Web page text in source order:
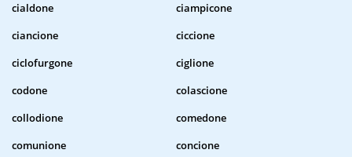
cialdone
ciampicone
ciancione
ciccione
ciclofurgone
ciglione
codone
colascione
collodione
comedone
comunione
concione